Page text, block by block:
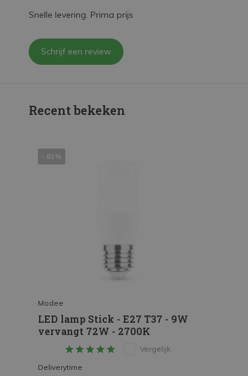
Snelle levering. Prima prijs
Schrijf een review
Recent bekeken
- 61%
Modee
LED lamp Stick - E27 T37 - 9W
vervangt 72W - 2700K
Vergelijk
Deliverytime